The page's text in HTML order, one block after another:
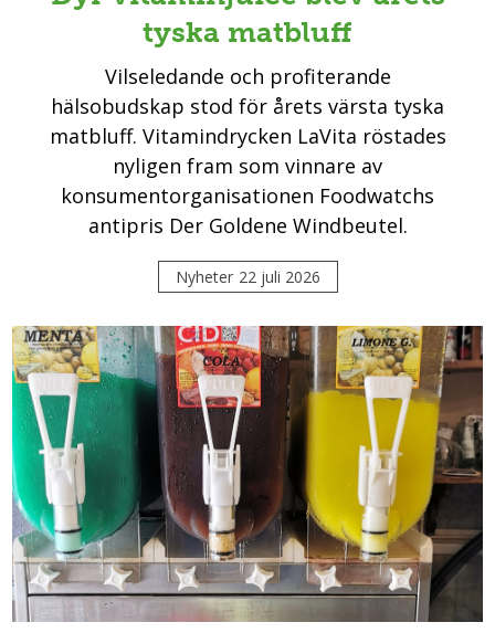
tyska matbluff
Vilseledande och profiterande
hälsobudskap stod för årets värsta tyska
matbluff. Vitamindrycken LaVita röstades
nyligen fram som vinnare av
konsumentorganisationen Foodwatchs
antipris Der Goldene Windbeutel.
Nyheter 22 juli 2026